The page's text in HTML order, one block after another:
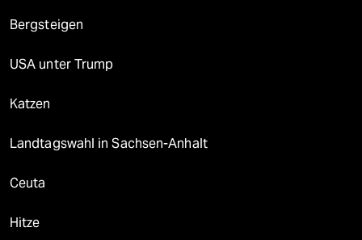
Bergsteigen
USA unter Trump
Katzen
Landtagswahl in Sachsen-Anhalt
Ceuta
Hitze